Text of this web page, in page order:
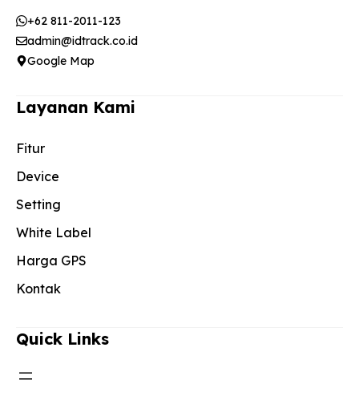
+62 811-2011-123
admin@idtrack.co.id
Google Map
Layanan Kami
Fitur
Device
Setting
White Label
Harga GPS
Kontak
Quick Links